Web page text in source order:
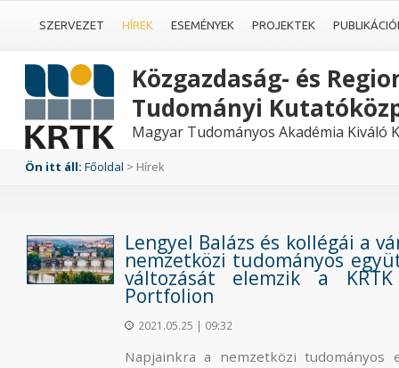
SZERVEZET HÍREK ESEMÉNYEK PROJEKTEK
Közgazdaság- és
Tudományi
Magyar Tudományos Akadémia Kiváló
Ön itt áll: Főoldal > Hírek
Lengyel Balázs és kollégái a
nemzetközi tudományos
változását elemzik a
Portfolion
2021.05.25 | 09:32
Napjainkra a nemzetközi tudományos